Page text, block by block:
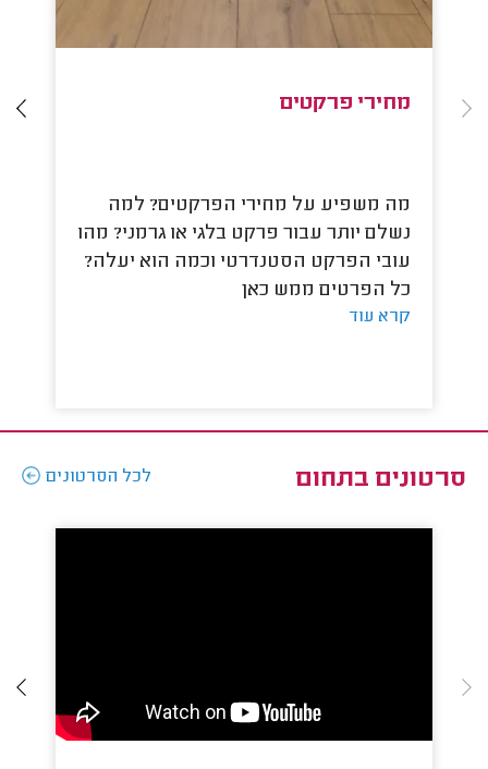
מחירי פרקטים
מה משפיע על מחירי הפרקטים? למה
נשלם יותר עבור פרקט בלגי או גרמני? מהו
עובי הפרקט הסטנדרטי וכמה הוא יעלה?
כל הפרטים ממש כאן
קרא עוד
סרטונים בתחום לכל הסרטונים